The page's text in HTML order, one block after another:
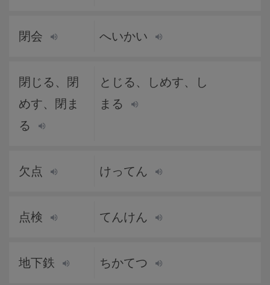
閉会 へいかい
閉じる、閉
めす、閉ま
る
とじる、しめす、し
まる
欠点 けってん
点検 てんけん
地下鉄 ちかてつ